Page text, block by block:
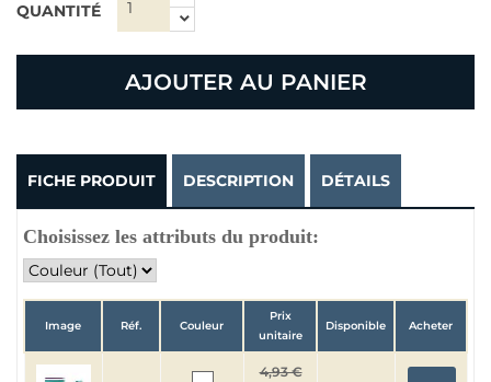
QUANTITÉ
AJOUTER AU PANIER
FICHE PRODUIT DESCRIPTION DÉTAILS
Choisissez les attributs du produit:
Image Réf. Couleur
Prix
unitaire
Disponible Acheter
4,93 €